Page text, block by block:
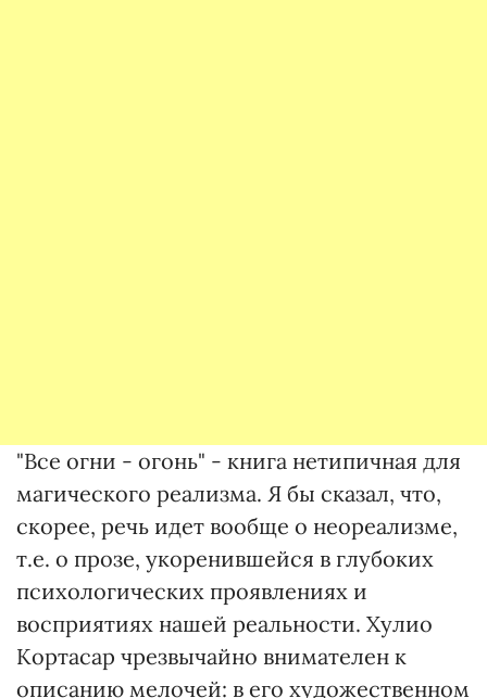
"Все огни - огонь" - книга нетипичная для
магического реализма. Я бы сказал, что,
скорее, речь идет вообще о неореализме,
т.е. о прозе, укоренившейся в глубоких
психологических проявлениях и
восприятиях нашей реальности. Хулио
Кортасар чрезвычайно внимателен к
описанию мелочей: в его художественном